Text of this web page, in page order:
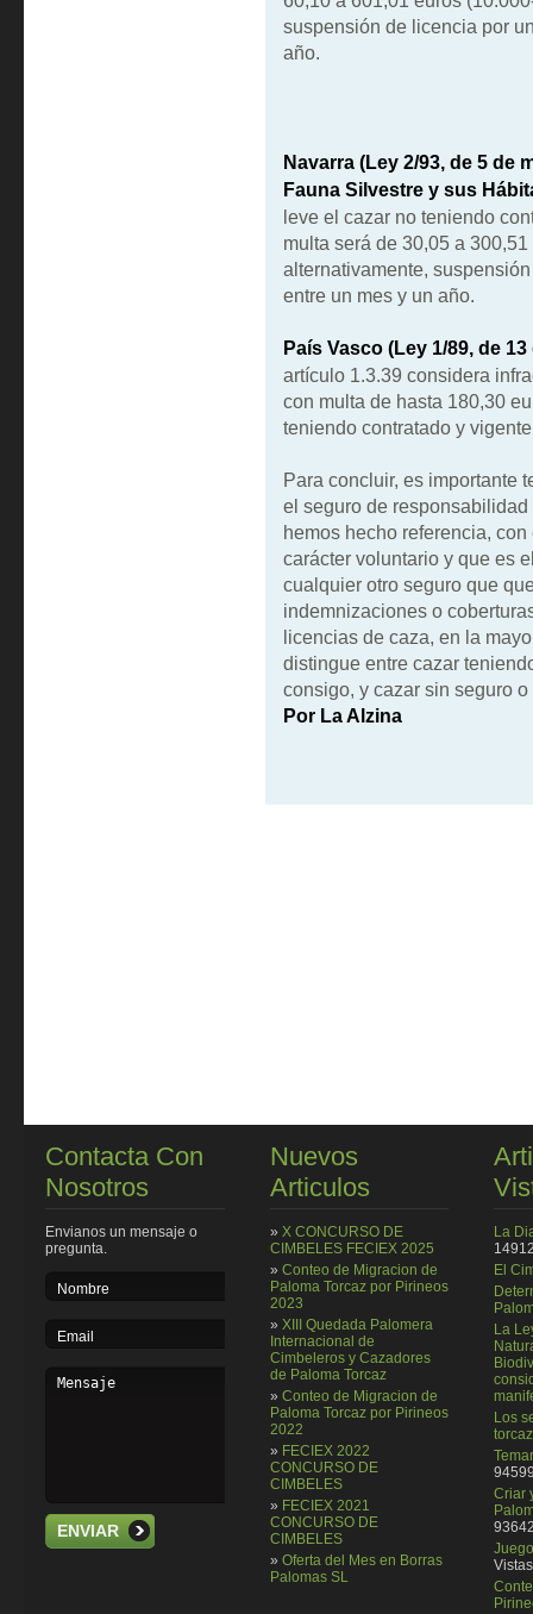
suspensión de licencia por
año.
Navarra (Ley 2/93, de 5 de
Fauna Silvestre y sus
leve el cazar no teniendo
multa será de 30,05 a
alternativamente,
entre un mes y un año.
País Vasco (Ley 1/89, de
artículo 1.3.39 considera
con multa de hasta 180,30
teniendo contratado y
Para concluir, es importante
el seguro de
hemos hecho referencia,
carácter voluntario y que es
cualquier otro seguro que
indemnizaciones o
licencias de caza, en la
distingue entre cazar
consigo, y cazar sin seguro
Por La Alzina
Contacta Con
Nosotros
Envianos un mensaje o
pregunta.
ENVIAR
Nuevos
Articulos
» X CONCURSO DE
CIMBELES FECIEX 2025
» Conteo de Migracion de
Paloma Torcaz por Pirineos
2023
» XIII Quedada Palomera
Internacional de
Cimbeleros y Cazadores
de Paloma Torcaz
» Conteo de Migracion de
Paloma Torcaz por Pirineos
2022
» FECIEX 2022
CONCURSO DE
CIMBELES
» FECIEX 2021
CONCURSO DE
CIMBELES
» Oferta del Mes en Borras
Palomas SL
La
El
La
Los
torcaz
Criar
Vistas